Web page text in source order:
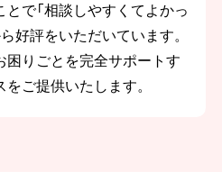
で「相談しやすくてよかっ
好評をいただいています。
困りごとを完全サポートす
ご提供いたします。